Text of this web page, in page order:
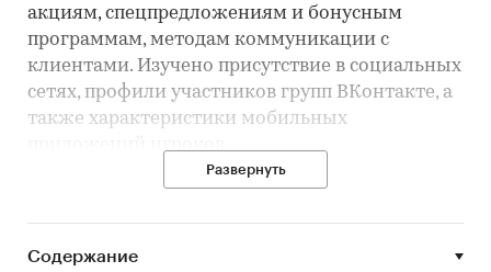
акциям, спецпредложениям и бонусным
программам, методам коммуникации с
клиентами. Изучено присутствие в социальных
сетях, профили участников групп ВКонтакте, а
также характеристики мобильных
приложений игроков.
Профили интернет-магазинов содержат
способах доставки и оплаты, проводимых
акциях, бонусных программах и других
Развернуть
Содержание